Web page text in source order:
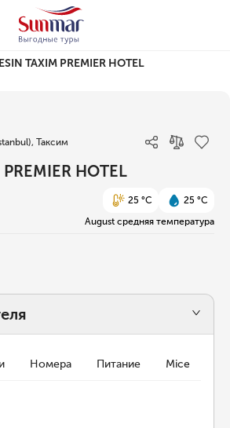
TAXIM PREMIER HOTEL
Таксим
HOTEL
25 °C
25 °C
August средняя температура
Номера Питание Mice